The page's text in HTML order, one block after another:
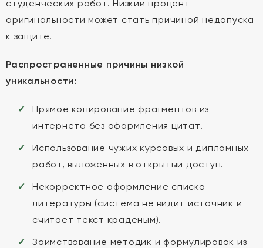
студенческих работ. Низкий процент
оригинальности может стать причиной недопуска
к защите.
Распространенные причины низкой
уникальности:
Прямое копирование фрагментов из
интернета без оформления цитат.
Использование чужих курсовых и дипломных
работ, выложенных в открытый доступ.
Некорректное оформление списка
литературы (система не видит источник и
считает текст краденым).
Заимствование методик и формулировок из